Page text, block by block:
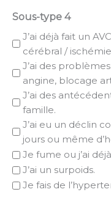
Sous-type 4
J’ai déjà fait un
cérébral /
J’ai des
angine, blocage
J’ai des
famille.
J’ai eu un déclin
jours ou même
Je fume ou j’ai
J’ai un surpoids.
Je fais de